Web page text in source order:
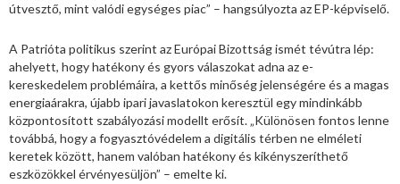
útvesztő, mint valódi egységes piac” – hangsúlyozta az EP-képviselő.
A Patrióta politikus szerint az Európai Bizottság ismét tévútra lép:
ahelyett, hogy hatékony és gyors válaszokat adna az e-
kereskedelem problémáira, a kettős minőség jelenségére és a magas
energiaárakra, újabb ipari javaslatokon keresztül egy mindinkább
központosított szabályozási modellt erősít. „Különösen fontos lenne
továbbá, hogy a fogyasztóvédelem a digitális térben ne elméleti
keretek között, hanem valóban hatékony és kikényszeríthető
eszközökkel érvényesüljön” – emelte ki.